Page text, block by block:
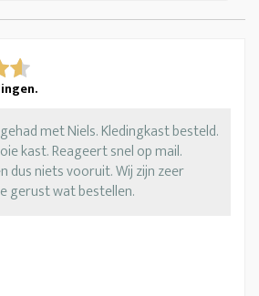
met Niels. Kledingkast besteld.
kast. Reageert snel op mail.
dus niets vooruit. Wij zijn zeer
gerust wat bestellen.